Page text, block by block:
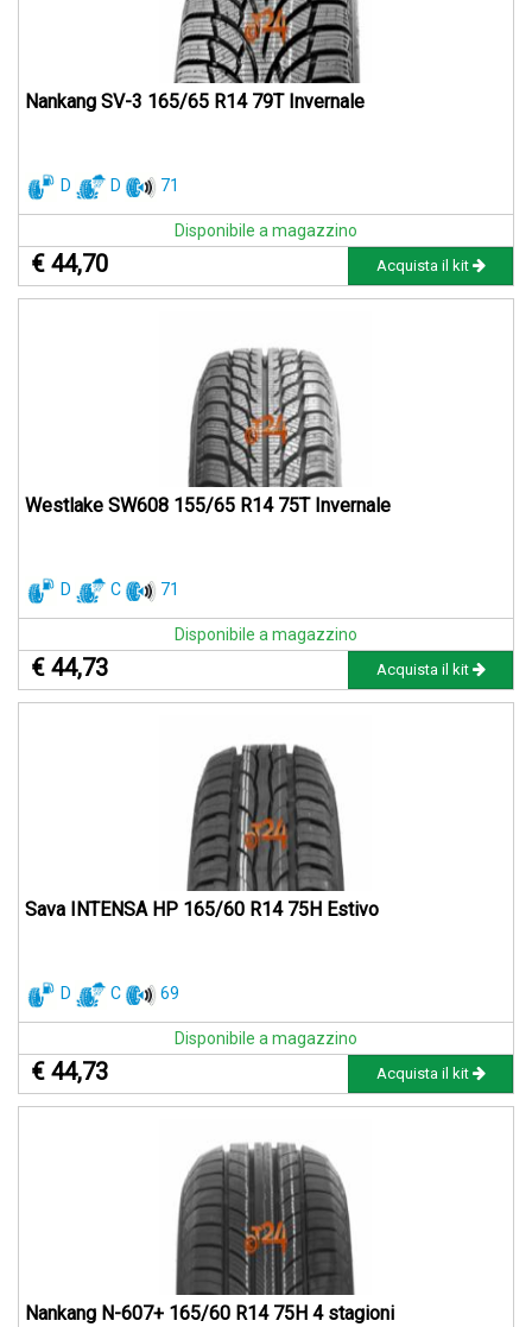
Nankang SV-3 165/65 R14 79T Invernale
D D 71
Disponibile a magazzino
€ 44,70 Acquista il kit
Westlake SW608 155/65 R14 75T Invernale
D C 71
Disponibile a magazzino
€ 44,73 Acquista il kit
Sava INTENSA HP 165/60 R14 75H Estivo
D C 69
Disponibile a magazzino
€ 44,73 Acquista il kit
Nankang N-607+ 165/60 R14 75H 4 stagioni